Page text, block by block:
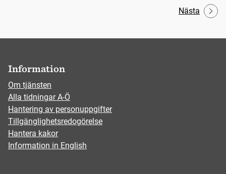
Nästa
Information
Om tjänsten
Alla tidningar A-Ö
Hantering av personuppgifter
Tillgänglighetsredogörelse
Hantera kakor
Information in English